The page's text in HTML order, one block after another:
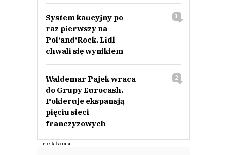
System kaucyjny po
raz pierwszy na
Pol‘and‘Rock. Lidl
chwali się wynikiem
3
Waldemar Pajek wraca
do Grupy Eurocash.
Pokieruje ekspansją
pięciu sieci
franczyzowych
2